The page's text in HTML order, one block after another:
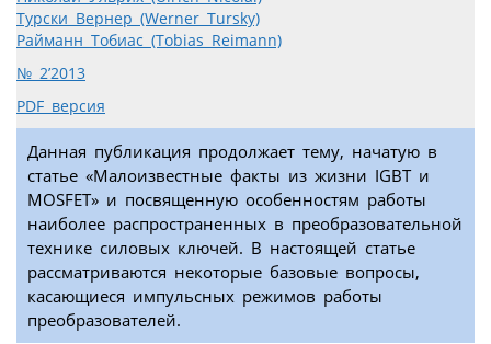
Турски Вернер (Werner Tursky)
Райманн Тобиас (Tobias Reimann)
№ 2’2013
PDF версия
Данная публикация продолжает тему, начатую в
статье «Малоизвестные факты из жизни IGBT и
MOSFET» и посвященную особенностям работы
наиболее распространенных в преобразовательной
технике силовых ключей. В настоящей статье
рассматриваются некоторые базовые вопросы,
касающиеся импульсных режимов работы
преобразователей.